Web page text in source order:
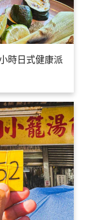
時日式健康派